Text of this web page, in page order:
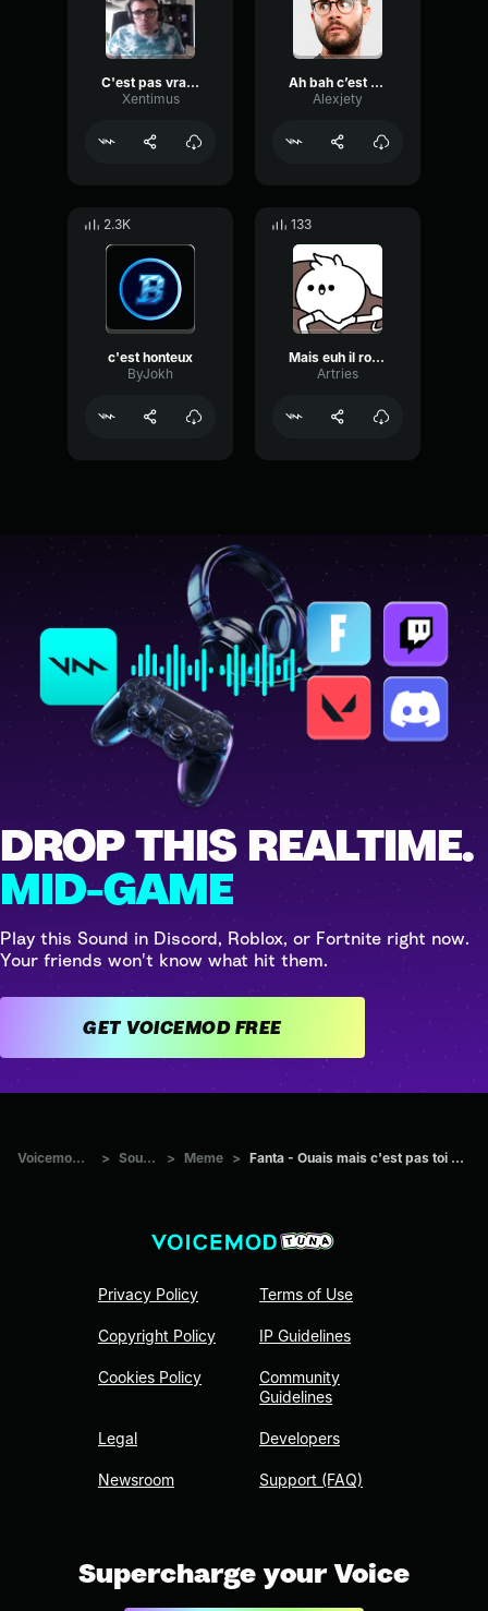
C'est pas vrai, tu mens
Xentimus
Ah bah c’est pas trop tôt
Alexjety
2.3K
c'est honteux
ByJokh
133
Mais euh il roule pas ? NAN
Artries
DROP THIS REALTIME.
MID-GAME
Play this Sound in Discord, Roblox, or Fortnite right now.
Your friends won't know what hit them.
GET VOICEMOD FREE
Voicemod Tuna > Sounds > Meme > Fanta - Ouais mais c'est pas toi qui décide
Privacy Policy
Copyright Policy
Cookies Policy
Legal
Newsroom
Terms of Use
IP Guidelines
Community
Guidelines
Developers
Support (FAQ)
Supercharge your Voice